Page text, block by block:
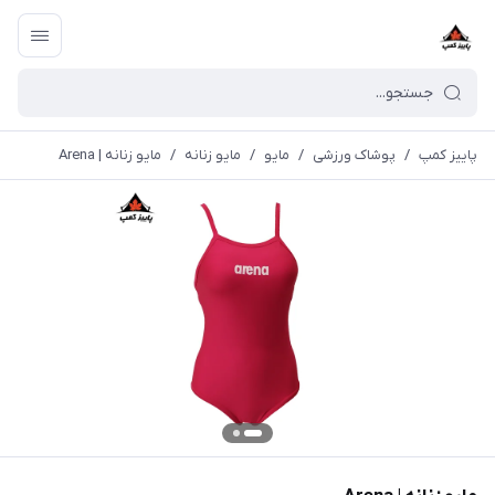
پاییز کمپ / پوشاک ورزشی / مايو / مایو زنانه / مایو زنانه | Arena